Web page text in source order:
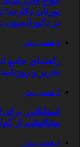
یورتان
در دکوراسیون
1 هفته پیش
راهنمای جامع
تحریر و
3 هفته پیش
استابلایزر
محافظت از
3 هفته پیش